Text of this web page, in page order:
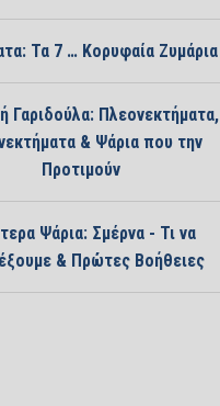
Τα 7 … Κορυφαία Ζυμάρια
Γαριδούλα: Πλεονεκτήματα,
& Ψάρια που την
Προτιμούν
Ψάρια: Σμέρνα - Τι να
& Πρώτες Βοήθειες